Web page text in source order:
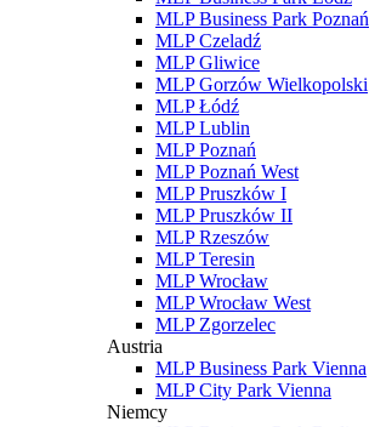
MLP Business Park Poznań
MLP Czeladź
MLP Gliwice
MLP Gorzów Wielkopolski
MLP Łódź
MLP Lublin
MLP Poznań
MLP Poznań West
MLP Pruszków I
MLP Pruszków II
MLP Rzeszów
MLP Teresin
MLP Wrocław
MLP Wrocław West
MLP Zgorzelec
Austria
MLP Business Park Vienna
MLP City Park Vienna
Niemcy